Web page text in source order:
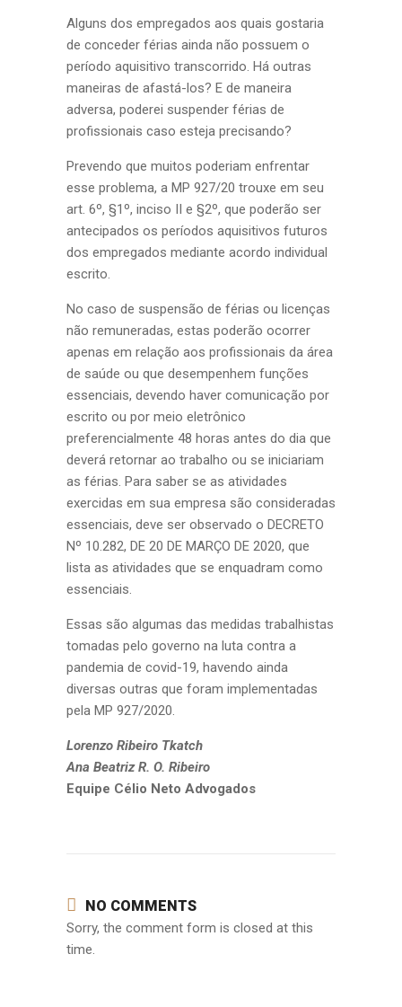
Alguns dos empregados aos quais gostaria
de conceder férias ainda não possuem o
período aquisitivo transcorrido. Há outras
maneiras de afastá-los? E de maneira
adversa, poderei suspender férias de
profissionais caso esteja precisando?
Prevendo que muitos poderiam enfrentar
esse problema, a MP 927/20 trouxe em seu
art. 6º, §1º, inciso II e §2º, que poderão ser
antecipados os períodos aquisitivos futuros
dos empregados mediante acordo individual
escrito.
No caso de suspensão de férias ou licenças
não remuneradas, estas poderão ocorrer
apenas em relação aos profissionais da área
de saúde ou que desempenhem funções
essenciais, devendo haver comunicação por
escrito ou por meio eletrônico
preferencialmente 48 horas antes do dia que
deverá retornar ao trabalho ou se iniciariam
as férias. Para saber se as atividades
exercidas em sua empresa são consideradas
essenciais, deve ser observado o DECRETO
Nº 10.282, DE 20 DE MARÇO DE 2020, que
lista as atividades que se enquadram como
essenciais.
Essas são algumas das medidas trabalhistas
tomadas pelo governo na luta contra a
pandemia de covid-19, havendo ainda
diversas outras que foram implementadas
pela MP 927/2020.
Lorenzo Ribeiro Tkatch
Ana Beatriz R. O. Ribeiro
Equipe Célio Neto Advogados
NO COMMENTS
Sorry, the comment form is closed at this
time.